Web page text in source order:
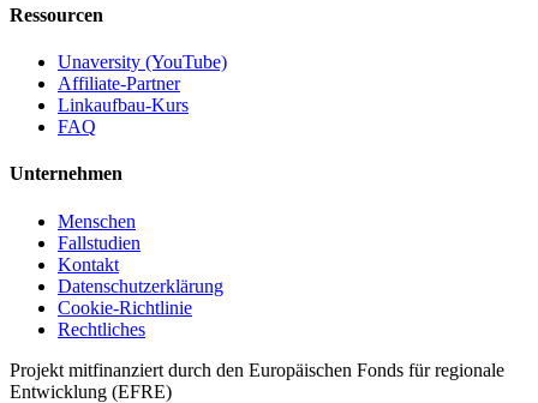
Ressourcen
Unaversity (YouTube)
Affiliate-Partner
Linkaufbau-Kurs
FAQ
Unternehmen
Menschen
Fallstudien
Kontakt
Datenschutzerklärung
Cookie-Richtlinie
Rechtliches
Projekt mitfinanziert durch den Europäischen Fonds für regionale
Entwicklung (EFRE)